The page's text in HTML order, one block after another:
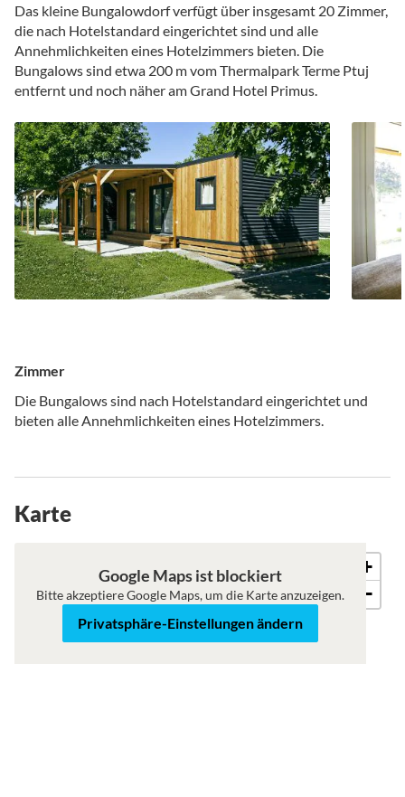
Das kleine Bungalowdorf verfügt über insgesamt 20 Zimmer,
die nach Hotelstandard eingerichtet sind und alle
Annehmlichkeiten eines Hotelzimmers bieten. Die
Bungalows sind etwa 200 m vom Thermalpark Terme Ptuj
entfernt und noch näher am Grand Hotel Primus.
Zimmer
Die Bungalows sind nach Hotelstandard eingerichtet und
bieten alle Annehmlichkeiten eines Hotelzimmers.
Karte
Roadmap Satellit
+
−
Google Maps ist blockiert
Bitte akzeptiere Google Maps, um die Karte anzuzeigen.
Privatsphäre-Einstellungen ändern